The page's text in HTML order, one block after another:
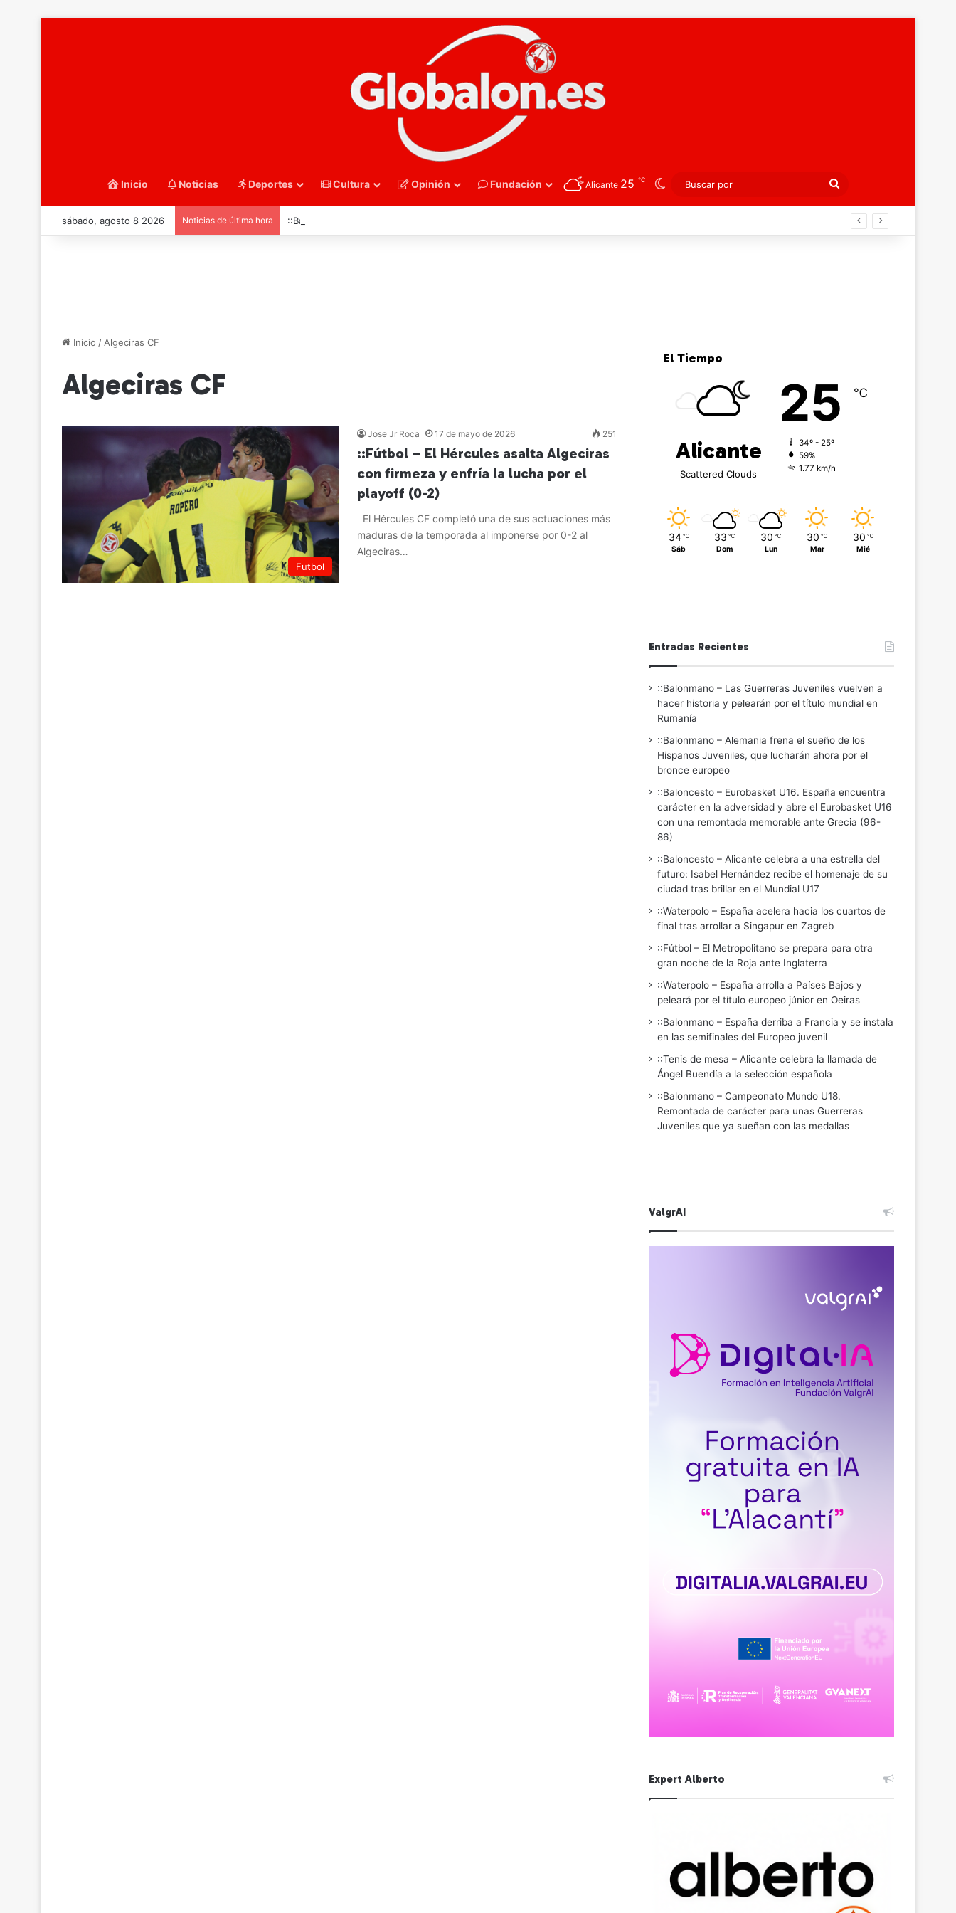
Inicio Noticias Deportes Cultura Opinión Fundación Alicante 25 ℃ Switch skin
Buscar
por
sábado, agosto 8 2026 Noticias de última hora ::Balonmano – Alemania frena el sueño de los Hispanos Juveniles, que lucharán ahora por el bronce europeo
Inicio / Algeciras CF
Algeciras CF
Futbol
Jose Jr Roca 17 de mayo de 2026 251
::Fútbol – El Hércules asalta Algeciras
con firmeza y enfría la lucha por el
playoff (0-2)
El Hércules CF completó una de sus actuaciones más
maduras de la temporada al imponerse por 0-2 al
Algeciras…
El Tiempo
Alicante
Scattered Clouds
25 ℃
34º - 25º
59%
1.77 km/h
34 ℃
Sáb
33 ℃
Dom
30 ℃
Lun
30 ℃
Mar
30 ℃
Mié
Entradas Recientes
::Balonmano – Las Guerreras Juveniles vuelven a
hacer historia y pelearán por el título mundial en
Rumanía
::Balonmano – Alemania frena el sueño de los
Hispanos Juveniles, que lucharán ahora por el
bronce europeo
::Baloncesto – Eurobasket U16. España encuentra
carácter en la adversidad y abre el Eurobasket U16
con una remontada memorable ante Grecia (96-
86)
::Baloncesto – Alicante celebra a una estrella del
futuro: Isabel Hernández recibe el homenaje de su
ciudad tras brillar en el Mundial U17
::Waterpolo – España acelera hacia los cuartos de
final tras arrollar a Singapur en Zagreb
::Fútbol – El Metropolitano se prepara para otra
gran noche de la Roja ante Inglaterra
::Waterpolo – España arrolla a Países Bajos y
peleará por el título europeo júnior en Oeiras
::Balonmano – España derriba a Francia y se instala
en las semifinales del Europeo juvenil
::Tenis de mesa – Alicante celebra la llamada de
Ángel Buendía a la selección española
::Balonmano – Campeonato Mundo U18.
Remontada de carácter para unas Guerreras
Juveniles que ya sueñan con las medallas
ValgrAI
Expert Alberto